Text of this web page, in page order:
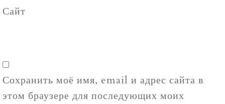
Сайт
Сохранить моё имя, email и адрес сайта в
этом браузере для последующих моих